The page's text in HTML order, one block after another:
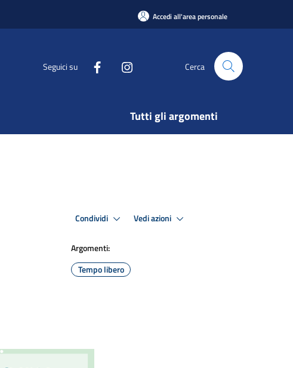
Accedi all'area personale
Seguici su Cerca
Tutti gli argomenti
Condividi Vedi azioni
Argomenti:
Tempo libero